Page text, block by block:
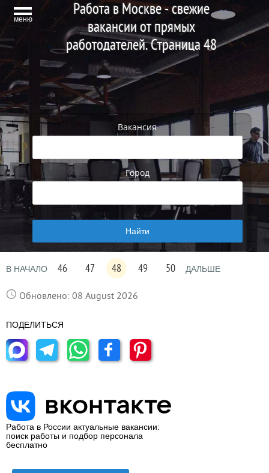
меню
Работа в Москве - свежие
вакансии от прямых
работодателей. Страница 48
Вакансия
Город
В НАЧАЛО 46 47 48 49 50 ДАЛЬШЕ
Обновлено: 08 August 2026
ПОДЕЛИТЬСЯ
Работа в России актуальные вакансии:
поиск работы и подбор персонала
бесплатно